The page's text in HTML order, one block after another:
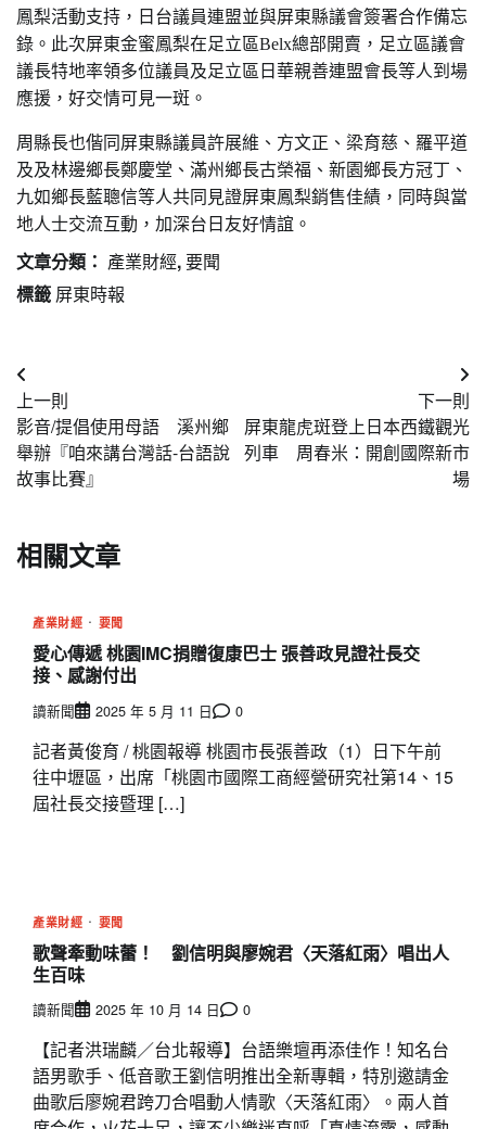
鳳梨活動支持，日台議員連盟並與屏東縣議會簽署合作備忘
錄。此次屏東金蜜鳳梨在足立區Belx總部開賣，足立區議會
議長特地率領多位議員及足立區日華親善連盟會長等人到場
應援，好交情可見一斑。
周縣長也偕同屏東縣議員許展維、方文正、梁育慈、羅平道
及及林邊鄉長鄭慶堂、滿州鄉長古榮福、新園鄉長方冠丁、
九如鄉長藍聰信等人共同見證屏東鳳梨銷售佳績， 同時與當
地人士交流互動 ， 加深台日友好情誼 。
文章分類： 產業財經,要聞
標籤 屏東時報
文
章
導
覽
上一則
影音/提倡使用母語 溪州鄉
舉辦『咱來講台灣話-台語說
故事比賽』
下一則
屏東龍虎斑登上日本西鐵觀光
列車 周春米：開創國際新市
場
相關文章
產業財經 要聞
愛心傳遞 桃園IMC捐贈復康巴士 張善政見證社長交
接、感謝付出
讀新聞 2025 年 5 月 11 日 0
記者黃俊育 / 桃園報導 桃園市長張善政（1）日下午前
往中壢區，出席「桃園市國際工商經營研究社第14、15
屆社長交接暨理 […]
產業財經 要聞
歌聲牽動味蕾！ 劉信明與廖婉君〈天落紅雨〉唱出人
生百味
讀新聞 2025 年 10 月 14 日 0
【記者洪瑞麟／台北報導】台語樂壇再添佳作！知名台
語男歌手、低音歌王劉信明推出全新專輯，特別邀請金
曲歌后廖婉君跨刀合唱動人情歌〈天落紅雨〉。兩人首